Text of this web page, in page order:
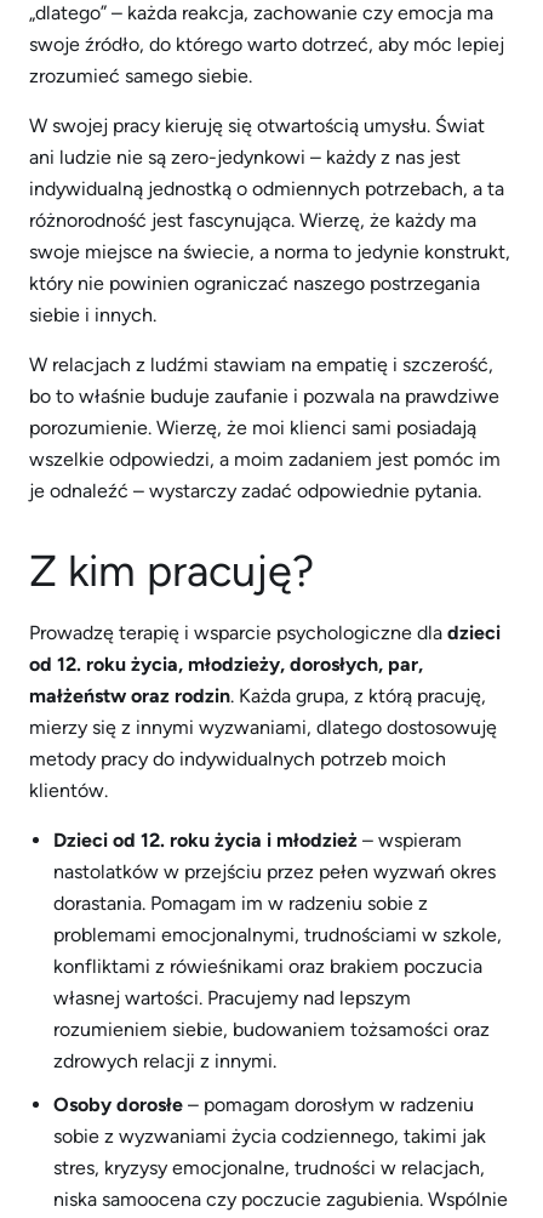
„dlatego” – każda reakcja, zachowanie czy emocja ma
swoje źródło, do którego warto dotrzeć, aby móc lepiej
zrozumieć samego siebie.
W swojej pracy kieruję się otwartością umysłu. Świat
ani ludzie nie są zero-jedynkowi – każdy z nas jest
indywidualną jednostką o odmiennych potrzebach, a ta
różnorodność jest fascynująca. Wierzę, że każdy ma
swoje miejsce na świecie, a norma to jedynie konstrukt,
który nie powinien ograniczać naszego postrzegania
siebie i innych.
W relacjach z ludźmi stawiam na empatię i szczerość,
bo to właśnie buduje zaufanie i pozwala na prawdziwe
porozumienie. Wierzę, że moi klienci sami posiadają
wszelkie odpowiedzi, a moim zadaniem jest pomóc im
je odnaleźć – wystarczy zadać odpowiednie pytania.
Z kim pracuję?
Prowadzę terapię i wsparcie psychologiczne dla dzieci
od 12. roku życia, młodzieży, dorosłych, par,
małżeństw oraz rodzin. Każda grupa, z którą pracuję,
mierzy się z innymi wyzwaniami, dlatego dostosowuję
metody pracy do indywidualnych potrzeb moich
klientów.
Dzieci od 12. roku życia i młodzież – wspieram
nastolatków w przejściu przez pełen wyzwań okres
dorastania. Pomagam im w radzeniu sobie z
problemami emocjonalnymi, trudnościami w szkole,
konfliktami z rówieśnikami oraz brakiem poczucia
własnej wartości. Pracujemy nad lepszym
rozumieniem siebie, budowaniem tożsamości oraz
zdrowych relacji z innymi.
Osoby dorosłe – pomagam dorosłym w radzeniu
sobie z wyzwaniami życia codziennego, takimi jak
stres, kryzysy emocjonalne, trudności w relacjach,
niska samoocena czy poczucie zagubienia. Wspólnie